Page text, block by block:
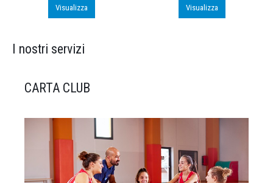
Visualizza Visualizza
I nostri servizi
CARTA CLUB